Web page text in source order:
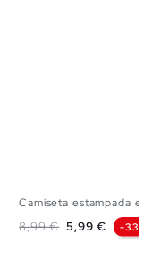
Camiseta estampada
Preço normal
8,99 € Preço
5,99 € -33%